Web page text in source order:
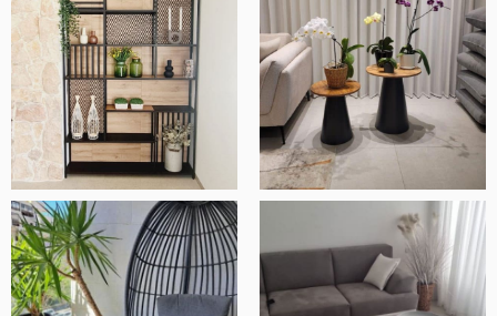
אלעד שלף